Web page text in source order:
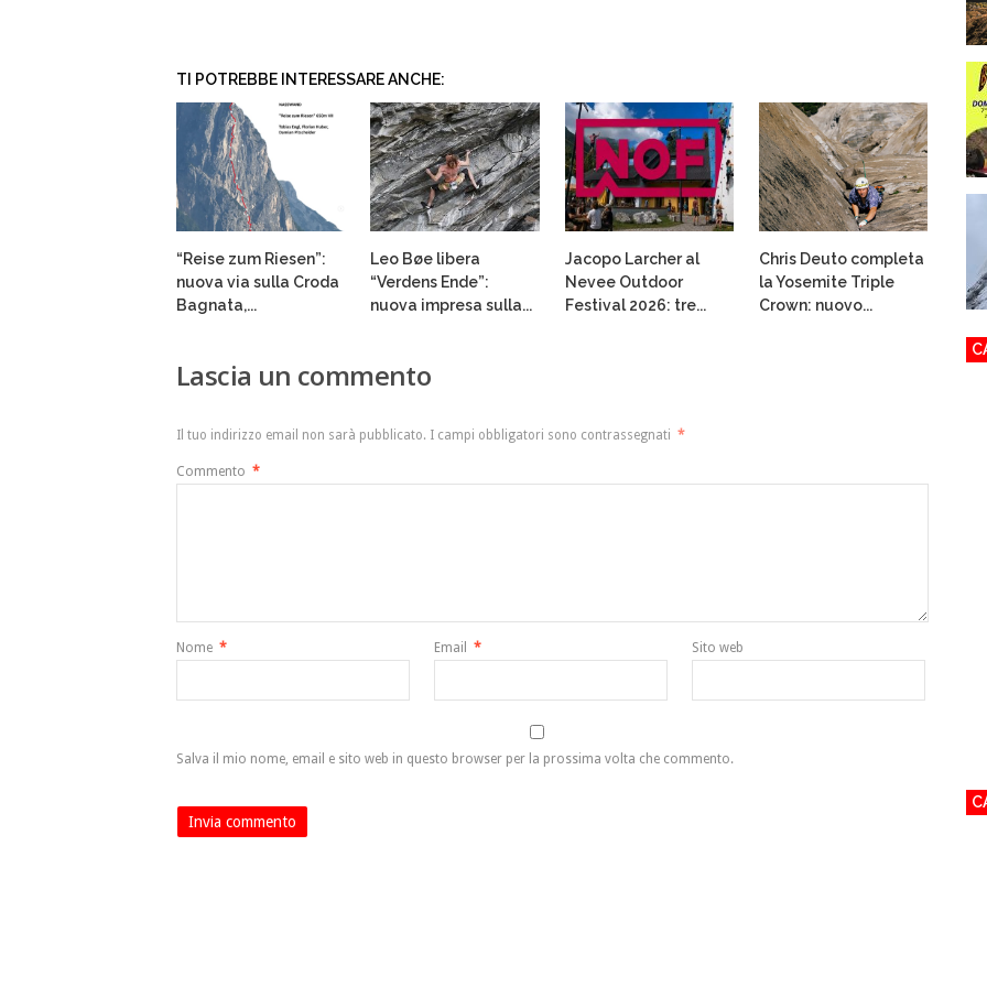
TI POTREBBE INTERESSARE ANCHE:
“Reise zum Riesen”:
nuova via sulla Croda
Bagnata,...
Leo Bøe libera
“Verdens Ende”:
nuova impresa sulla...
Jacopo Larcher al
Nevee Outdoor
Festival 2026: tre...
Chris Deuto completa
la Yosemite Triple
Crown: nuovo...
Lascia un commento
Il tuo indirizzo email non sarà pubblicato. I campi obbligatori sono contrassegnati *
Commento *
Nome * Email * Sito web
Salva il mio nome, email e sito web in questo browser per la prossima volta che commento.